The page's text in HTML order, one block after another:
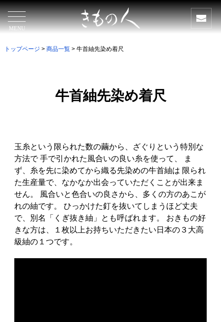
MENU
トップページ > 商品一覧> 牛首紬先染め着尺
牛首紬先染め着尺
玉糸という限られた数の繭から、ざぐりという特別な
方法で 手で引かれた風合いの良い糸を使って、 ま
ず、糸を先に染めてから織る先染めの牛首紬は 限られ
た生産量で、なかなか出会っていただくことが出来ま
せん。 風合いと色合いの良さから、多くの方のあこが
れの紬です。 ひっかけた釘を抜いてしまうほど丈夫
で、別名「くぎ抜き紬」とも呼ばれます。 おきもの好
きな方は、１枚以上お持ちいただきたい日本の３大高
級紬の１つです。